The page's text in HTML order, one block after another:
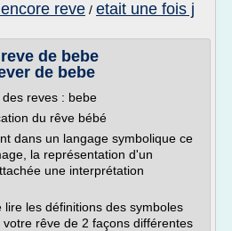
reve / etait une fois j
de bebe
de bebe
reves : bebe
du rêve bébé
dans un langage symbolique ce
la représentation d'un
une interprétation
les définitions des symboles
rêve de 2 façons différentes